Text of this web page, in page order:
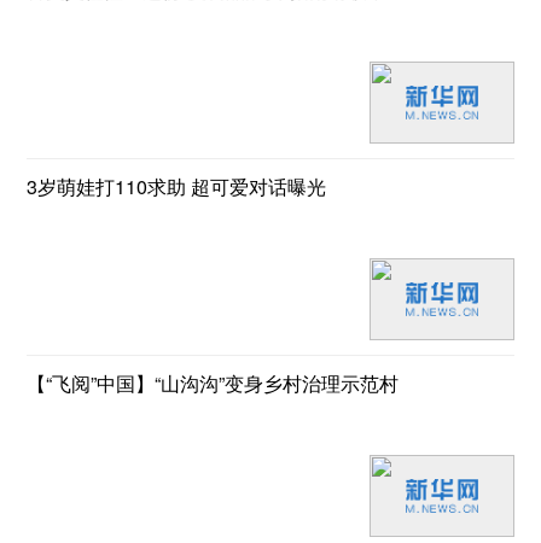
3岁萌娃打110求助 超可爱对话曝光
【“飞阅”中国】“山沟沟”变身乡村治理示范村